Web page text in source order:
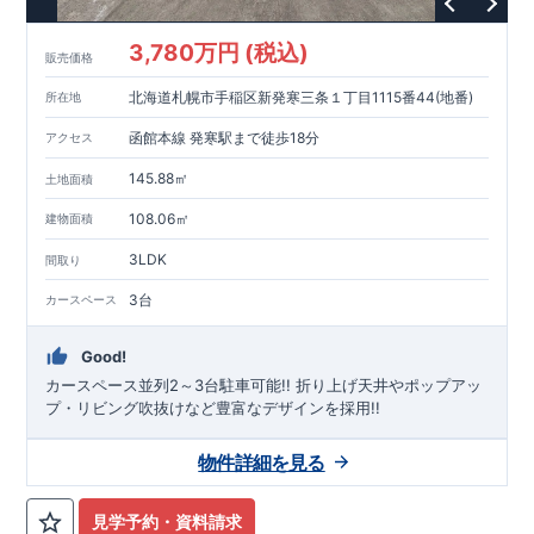
販売価格 3,780万円 (税込)
所在地 北海道札幌市手稲区新発寒三条１丁目1115番44(地番)
アクセス 函館本線 発寒駅まで徒歩18分
土地面積 145.88㎡
建物面積 108.06㎡
間取り 3LDK
カースペース 3台
Good!
カースペース並列2～3台駐車可能!! ​折り上げ天井やポップアッ
プ・リビング吹抜けなど豊富なデザインを採用!!
見学予約・資料請求
物件詳細を見る